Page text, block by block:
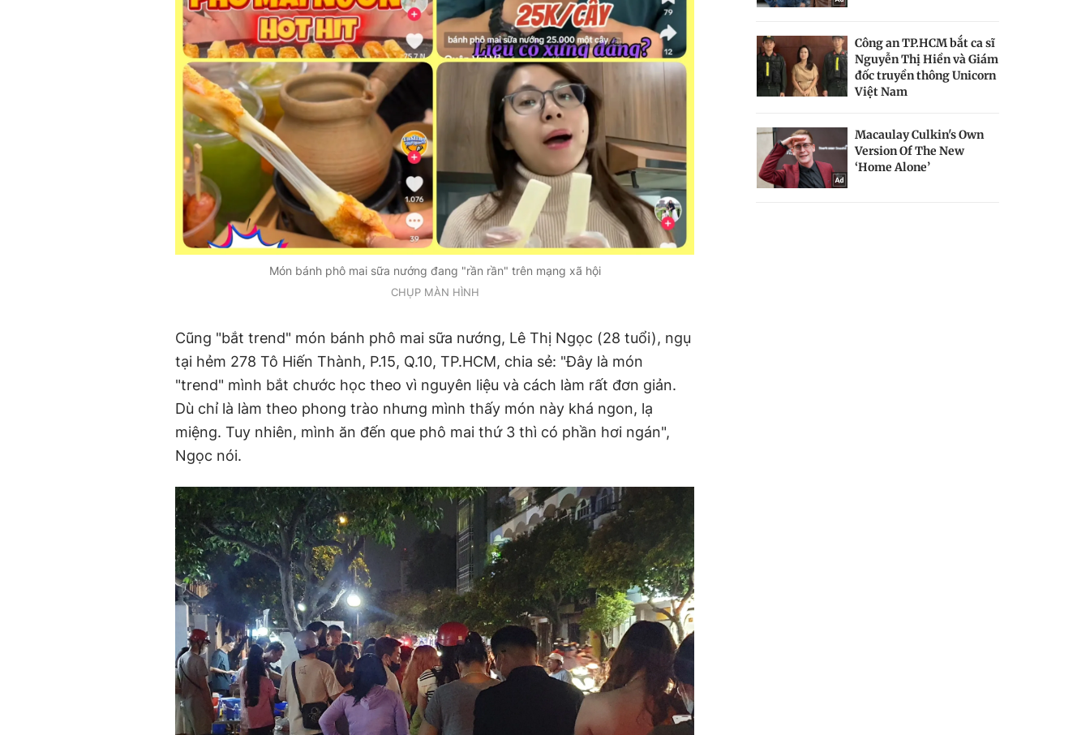
Món bánh phô mai sữa nướng đang "rần rần" trên mạng xã hội
CHỤP MÀN HÌNH
Cũng "bắt trend" món bánh phô mai sữa nướng, Lê Thị Ngọc (28 tuổi), ngụ
tại hẻm 278 Tô Hiến Thành, P.15, Q.10, TP.HCM, chia sẻ: "Đây là món
"trend" mình bắt chước học theo vì nguyên liệu và cách làm rất đơn giản.
Dù chỉ là làm theo phong trào nhưng mình thấy món này khá ngon, lạ
miệng. Tuy nhiên, mình ăn đến que phô mai thứ 3 thì có phần hơi ngán",
Ngọc nói.